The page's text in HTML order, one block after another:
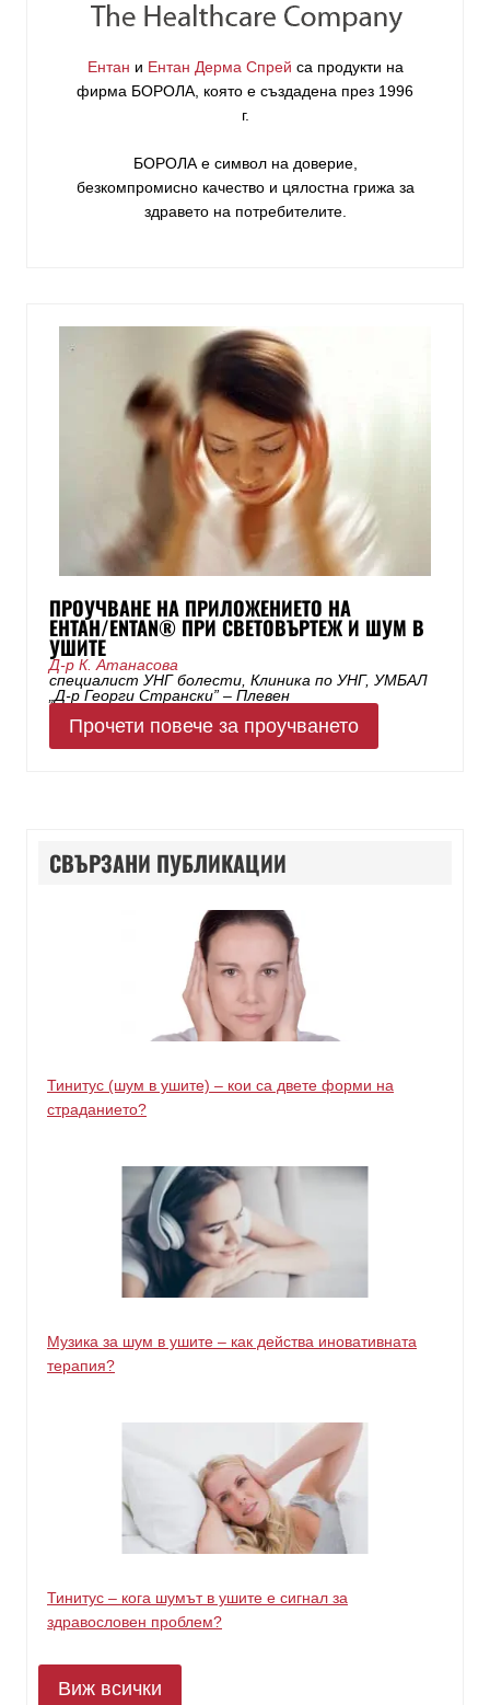
Ентан и Ентан Дерма Спрей са продукти на
фирма БОРОЛА , която е създадена през 1996
г.
БОРОЛА е символ на доверие,
безкомпромисно качество и цялостна грижа за
здравето на потребителите.
ПРОУЧВАНЕ НА ПРИЛОЖЕНИЕТО НА
ЕНТАН/ENTAN® ПРИ СВЕТОВЪРТЕЖ И ШУМ В
УШИТЕ
Д-р К. Атанасова
специалист УНГ болести, Клиника по УНГ, УМБАЛ
„Д-р Георги Странски” – Плевен
Прочети повече за проучването
СВЪРЗАНИ ПУБЛИКАЦИИ
Тинитус (шум в ушите) – кои са двете форми на
страданието?
Музика за шум в ушите – как действа иновативната
терапия?
Тинитус – кога шумът в ушите е сигнал за
здравословен проблем?
Виж всички